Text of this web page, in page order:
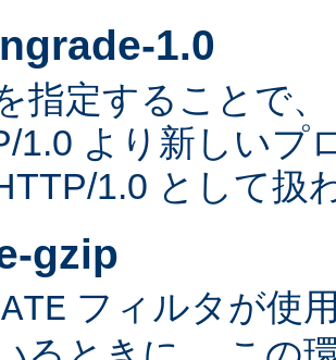
1.0
指定することで
1.0 より新しいプ
1.0 として扱
gzip
フィルタが使